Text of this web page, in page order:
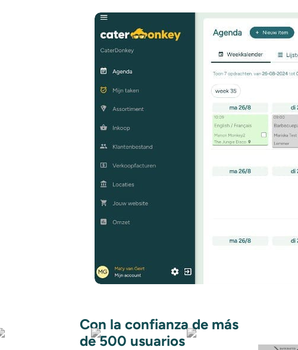
Con la confianza de más
de 500 usuarios